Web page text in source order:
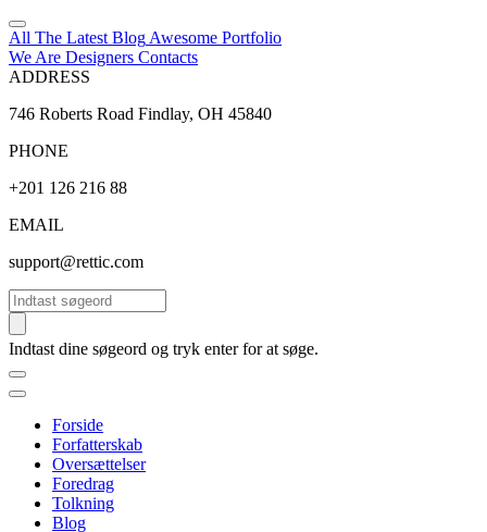
All The Latest Blog Awesome Portfolio
We Are Designers Contacts
ADDRESS
746 Roberts Road Findlay, OH 45840
PHONE
+201 126 216 88
EMAIL
support@rettic.com
Søg
Indtast dine søgeord og tryk enter for at søge.
Forside
Forfatterskab
Oversættelser
Foredrag
Tolkning
Blog